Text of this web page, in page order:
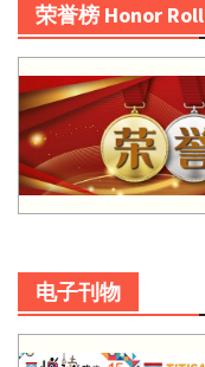
荣誉榜 Honor Roll
电子刊物